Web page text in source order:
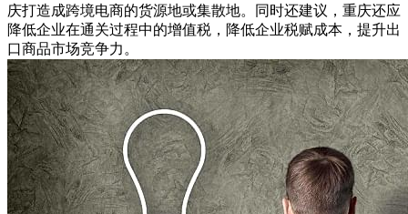
庆打造成跨境电商的货源地或集散地。同时还建议，重庆还应
降低企业在通关过程中的增值税，降低企业税赋成本，提升出
口商品市场竞争力。